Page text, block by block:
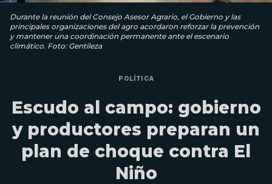
Durante la reunión del Consejo Asesor Agrario, el Gobierno y las
principales organizaciones del agro acordaron reforzar la prevención
y mantener una coordinación permanente ante el escenario
climático. Foto: Gentileza
POLÍTICA
Escudo al campo: gobierno
y productores preparan un
plan de choque contra El
Niño